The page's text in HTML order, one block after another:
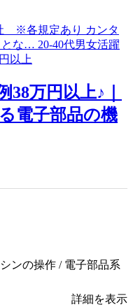
万円以上♪｜
電子部品の機
ンの操作 / 電子部品系
詳細を表示